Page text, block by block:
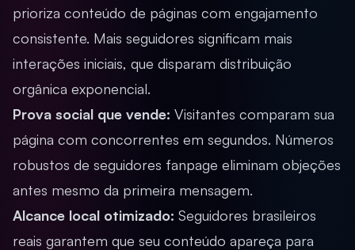
prioriza conteúdo de páginas com engajamento
consistente. Mais seguidores significam mais
interações iniciais, que disparam distribuição
orgânica exponencial.
Prova social que vende: Visitantes comparam sua
página com concorrentes em segundos. Números
robustos de seguidores fanpage eliminam objeções
antes mesmo da primeira mensagem.
Alcance local otimizado: Seguidores brasileiros
reais garantem que seu conteúdo apareça para